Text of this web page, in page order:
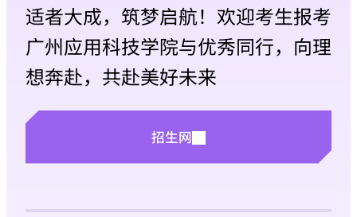
适者大成，筑梦启航！欢迎考生报考
广州应用科技学院与优秀同行，向理
想奔赴，共赴美好未来
招生网